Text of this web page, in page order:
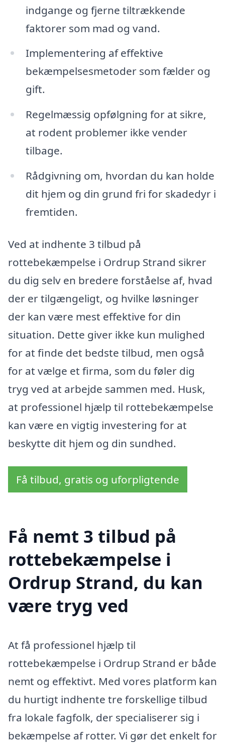
indgange og fjerne tiltrækkende
faktorer som mad og vand.
Implementering af effektive
bekæmpelsesmetoder som fælder og
gift.
Regelmæssig opfølgning for at sikre,
at rodent problemer ikke vender
tilbage.
Rådgivning om, hvordan du kan holde
dit hjem og din grund fri for skadedyr i
fremtiden.
Ved at indhente 3 tilbud på
rottebekæmpelse i Ordrup Strand sikrer
du dig selv en bredere forståelse af, hvad
der er tilgængeligt, og hvilke løsninger
der kan være mest effektive for din
situation. Dette giver ikke kun mulighed
for at finde det bedste tilbud, men også
for at vælge et firma, som du føler dig
tryg ved at arbejde sammen med. Husk,
at professionel hjælp til rottebekæmpelse
kan være en vigtig investering for at
beskytte dit hjem og din sundhed.
Få tilbud, gratis og uforpligtende
Få nemt 3 tilbud på
rottebekæmpelse i
Ordrup Strand, du kan
være tryg ved
At få professionel hjælp til
rottebekæmpelse i Ordrup Strand er både
nemt og effektivt. Med vores platform kan
du hurtigt indhente tre forskellige tilbud
fra lokale fagfolk, der specialiserer sig i
bekæmpelse af rotter. Vi gør det enkelt for